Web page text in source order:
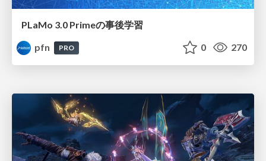
PLaMo 3.0 Primeの事後学習
pfn
PRO 0 270